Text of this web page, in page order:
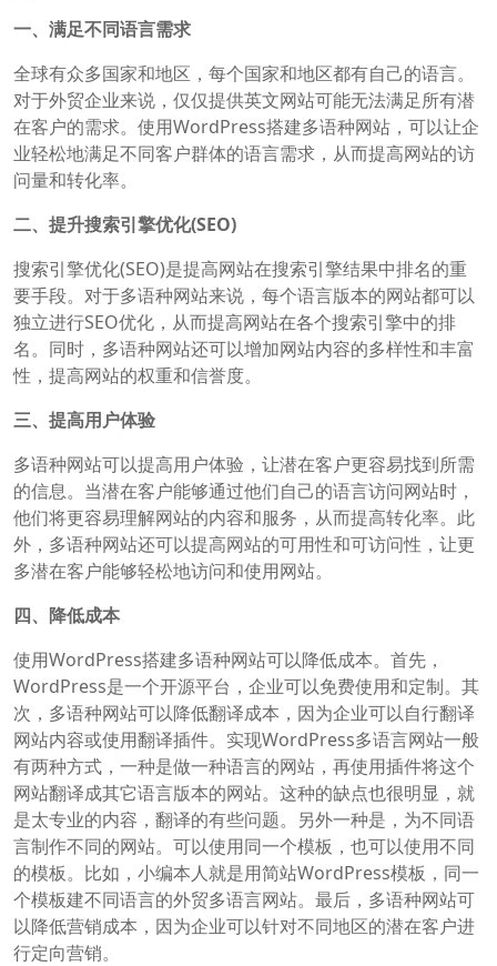
一、满足不同语言需求
全球有众多国家和地区，每个国家和地区都有自己的语言。
对于外贸企业来说，仅仅提供英文网站可能无法满足所有潜
在客户的需求。使用WordPress搭建多语种网站，可以让企
业轻松地满足不同客户群体的语言需求，从而提高网站的访
问量和转化率。
二、提升搜索引擎优化(SEO)
搜索引擎优化(SEO)是提高网站在搜索引擎结果中排名的重
要手段。对于多语种网站来说，每个语言版本的网站都可以
独立进行SEO优化，从而提高网站在各个搜索引擎中的排
名。同时，多语种网站还可以增加网站内容的多样性和丰富
性，提高网站的权重和信誉度。
三、提高用户体验
多语种网站可以提高用户体验，让潜在客户更容易找到所需
的信息。当潜在客户能够通过他们自己的语言访问网站时，
他们将更容易理解网站的内容和服务，从而提高转化率。此
外，多语种网站还可以提高网站的可用性和可访问性，让更
多潜在客户能够轻松地访问和使用网站。
四、降低成本
使用WordPress搭建多语种网站可以降低成本。首先，
WordPress是一个开源平台，企业可以免费使用和定制。其
次，多语种网站可以降低翻译成本，因为企业可以自行翻译
网站内容或使用翻译插件。实现WordPress多语言网站一般
有两种方式，一种是做一种语言的网站，再使用插件将这个
网站翻译成其它语言版本的网站。这种的缺点也很明显，就
是太专业的内容，翻译的有些问题。另外一种是，为不同语
言制作不同的网站。可以使用同一个模板，也可以使用不同
的模板。比如，小编本人就是用简站WordPress模板，同一
个模板建不同语言的外贸多语言网站。最后，多语种网站可
以降低营销成本，因为企业可以针对不同地区的潜在客户进
行定向营销。